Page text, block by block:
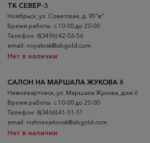
ТК СЕВЕР-3
Ноябрьск, ул. Советская, д. 95"в"
Время работы: с 10-00 до 20-00
Телефон: 8(3496) 42-56-56
email: noyabrsk@sibgold.com
Нет в наличии
САЛОН НА МАРШАЛА ЖУКОВА 6
Нижневартовск, ул. Маршала Жукова, дом 6
Время работы: с 10-00 до 20-00
Телефон: 8(3466) 41-51-51
email: nizhnevartovsk@sibgold.com
Нет в наличии